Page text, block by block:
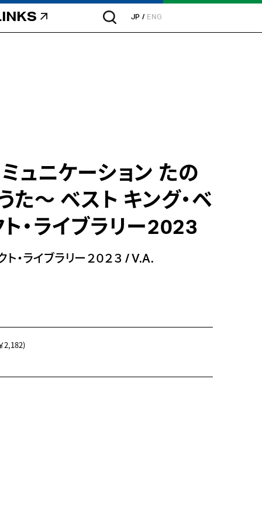
JP ENG
ュニケーション たの
た～ ベスト キング・ベ
ト・ライブラリー2023
ト・ライブラリー２０２３ / V.A.
2,182)